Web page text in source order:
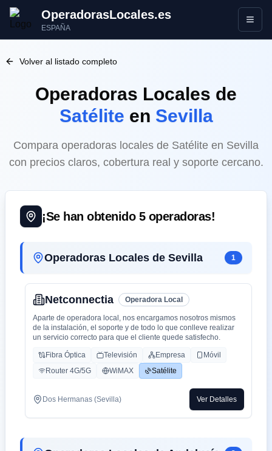
OperadorasLocales.es
ESPAÑA Abrir
Volver al listado completo
Operadoras Locales de
Satélite en Sevilla
Compara operadoras locales de Satélite en Sevilla
con precios claros, cobertura real y soporte cercano.
¡Se han obtenido 5operadoras!
Operadoras Locales de Sevilla 1
Netconnectia Operadora Local
Aparte de operadora local, nos encargamos nosotros mismos
de la instalación, el soporte y de todo lo que conlleve realizar
un servicio correcto para que el cliente quede satisfecho.
Fibra Óptica Televisión Empresa
Móvil
Router 4G/5G
WiMAX Satélite
Dos Hermanas (Sevilla) Ver Detalles